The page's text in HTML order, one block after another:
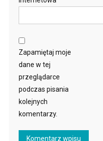
Zapamiętaj moje
dane w tej
przeglądarce
podczas pisania
kolejnych
komentarzy.